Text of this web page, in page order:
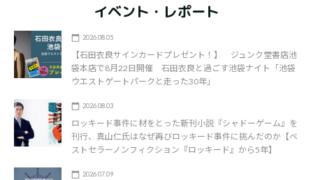
イベント・レポート
2026.08.05
【石田衣良サインカードプレゼント！】 ジュンク堂書店池
袋本店で8月22日開催 石田衣良と過ごす池袋ナイト「池袋
ウエストゲートパークと走った30年」
2026.08.03
ロッキード事件に材をとった新刊小説『シャドーゲーム』を
刊行、真山仁氏はなぜ再びロッキード事件に挑んだのか【ベ
ストセラーノンフィクション『ロッキード』から5年】
2026.07.09